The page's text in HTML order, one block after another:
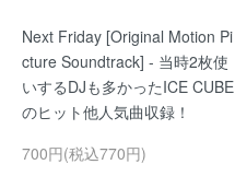
Next Friday [Original Motion Pi
cture Soundtrack] - 当時2枚使
いするDJも多かったICE CUBE
のヒット他人気曲収録！
700円(税込770円)